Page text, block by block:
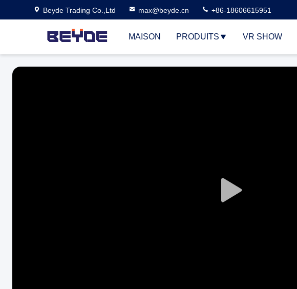
Beyde Trading Co.,Ltd max@beyde.cn +86-18606615951
MAISON PRODUITS VR SHOW
Play